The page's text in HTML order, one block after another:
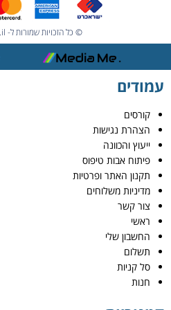
© כל הזכויות שמורות ל- Hackstore.co.il
עמודים
קורסים
הצהרת נגישות
ייעוץ והכוונה
פיתוח אבות טיפוס
תקנון האתר ופרטיות
מדיניות משלוחים
צור קשר
ראשי
החשבון שלי
תשלום
סל קניות
חנות